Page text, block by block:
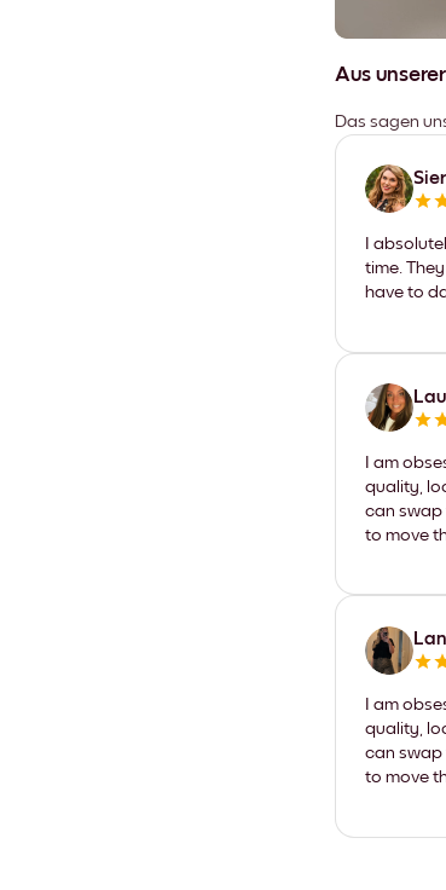
Aus
Das sagen
I
time.
have to
I am
quality,
can swap
to move
I am
quality,
can swap
to move